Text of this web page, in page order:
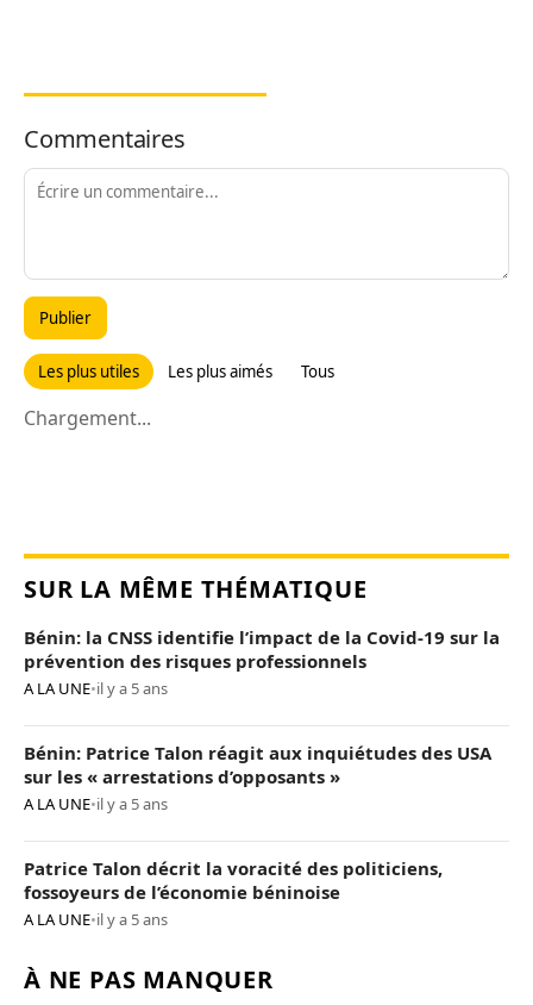
Commentaires
Publier
Les plus utiles Les plus aimés Tous
Chargement...
SUR LA MÊME THÉMATIQUE
Bénin: la CNSS identifie l’impact de la Covid-19 sur la
prévention des risques professionnels
A LA UNE•il y a 5 ans
Bénin: Patrice Talon réagit aux inquiétudes des USA
sur les « arrestations d’opposants »
A LA UNE•il y a 5 ans
Patrice Talon décrit la voracité des politiciens,
fossoyeurs de l’économie béninoise
A LA UNE•il y a 5 ans
À NE PAS MANQUER